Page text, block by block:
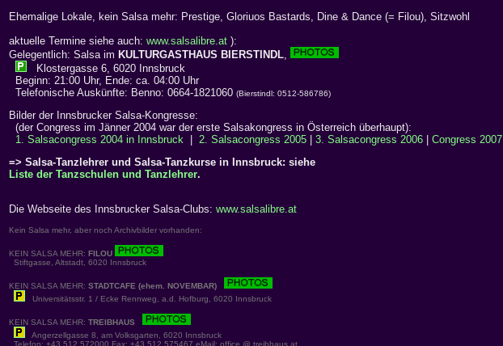
Ehemalige Lokale, kein Salsa mehr: Prestige, Gloriuos Bastards, Dine & Dance (= Filou), Sitzwohl
aktuelle Termine siehe auch: www.salsalibre.at ):
Gelegentlich: Salsa im KULTURGASTHAUS BIERSTINDL,
Klostergasse 6, 6020 Innsbruck
Beginn: 21:00 Uhr, Ende: ca. 04:00 Uhr
Telefonische Auskünfte: Benno: 0664-1821060 (Bierstindl: 0512-586786)
Bilder der Innsbrucker Salsa-Kongresse:
(der Congress im Jänner 2004 war der erste Salsakongress in Österreich überhaupt):
1. Salsacongress 2004 in Innsbruck
2. Salsacongress 2005 3. Salsacongress 2006 Congress 2007
=> Salsa-Tanzlehrer und Salsa-Tanzkurse in Innsbruck: siehe
Liste der Tanzschulen und Tanzlehrer.
Die Webseite des Innsbrucker Salsa-Clubs: www.salsalibre.at
Kein Salsa mehr, aber noch Archivbilder vorhanden:
KEIN SALSA MEHR: FILOU
Stiftgasse, Altstadt, 6020 Innsbruck
KEIN SALSA MEHR: STADTCAFE (ehem. NOVEMBAR)
Universitätsstr. 1 / Ecke Rennweg, a.d. Hofburg, 6020 Innsbruck
KEIN SALSA MEHR: TREIBHAUS
Angerzellgasse 8, am Volksgarten, 6020 Innsbruck
Telefon: +43 512 572000 Fax: +43 512 575467 eMail: office @ treibhaus.at